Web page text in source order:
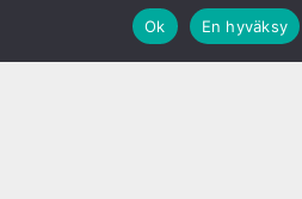
Ok
En hyväksy